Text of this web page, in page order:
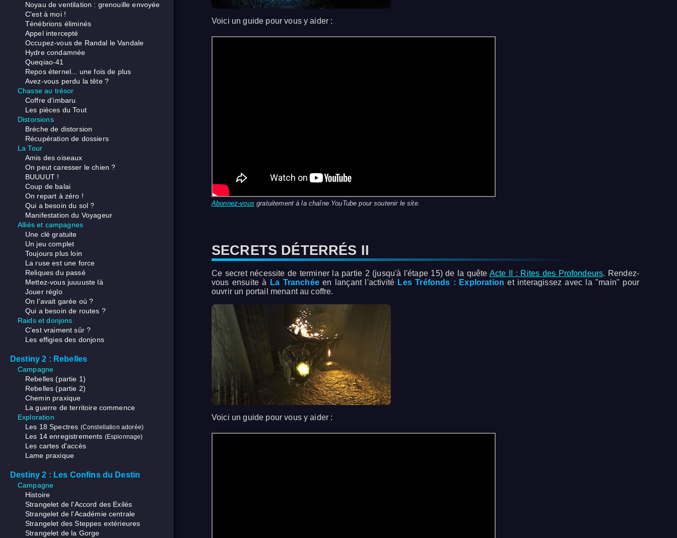
Noyau de ventilation : grenouille envoyée
C'est à moi !
Ténébrions éliminés
Appel intercepté
Occupez-vous de Randal le Vandale
Hydre condamnée
Queqiao-41
Repos éternel... une fois de plus
Avez-vous perdu la tête ?
Chasse au trésor
Coffre d'imbaru
Les pièces du Tout
Distorsions
Brèche de distorsion
Récupération de dossiers
La Tour
Amis des oiseaux
On peut caresser le chien ?
BUUUUT !
Coup de balai
On repart à zéro !
Qui a besoin du sol ?
Manifestation du Voyageur
Alliés et campagnes
Une clé gratuite
Un jeu complet
Toujours plus loin
La ruse est une force
Reliques du passé
Mettez-vous juuuuste là
Jouer réglo
On l'avait garée où ?
Qui a besoin de routes ?
Raids et donjons
C'est vraiment sûr ?
Les effigies des donjons
Destiny 2 : Rebelles
Campagne
Rebelles (partie 1)
Rebelles (partie 2)
Chemin praxique
La guerre de territoire commence
Exploration
Les 18 Spectres (Constellation adorée)
Les 14 enregistrements (Espionnage)
Les cartes d'accès
Lame praxique
Destiny 2 : Les Confins du Destin
Campagne
Histoire
Strangelet de l'Accord des Exilés
Strangelet de l'Académie centrale
Strangelet des Steppes extérieures
Strangelet de la Gorge
Voici un guide pour vous y aider :
Abonnez-vous gratuitement à la chaîne YouTube pour soutenir le site.
SECRETS DÉTERRÉS II
Ce secret nécessite de terminer la partie 2 (jusqu'à l'étape 15) de la quête Acte II : Rites des Profondeurs. Rendez-
vous ensuite à La Tranchéeen lançant l'activité Les Tréfonds : Exploration et interagissez avec la "main" pour
ouvrir un portail menant au coffre.
Voici un guide pour vous y aider :